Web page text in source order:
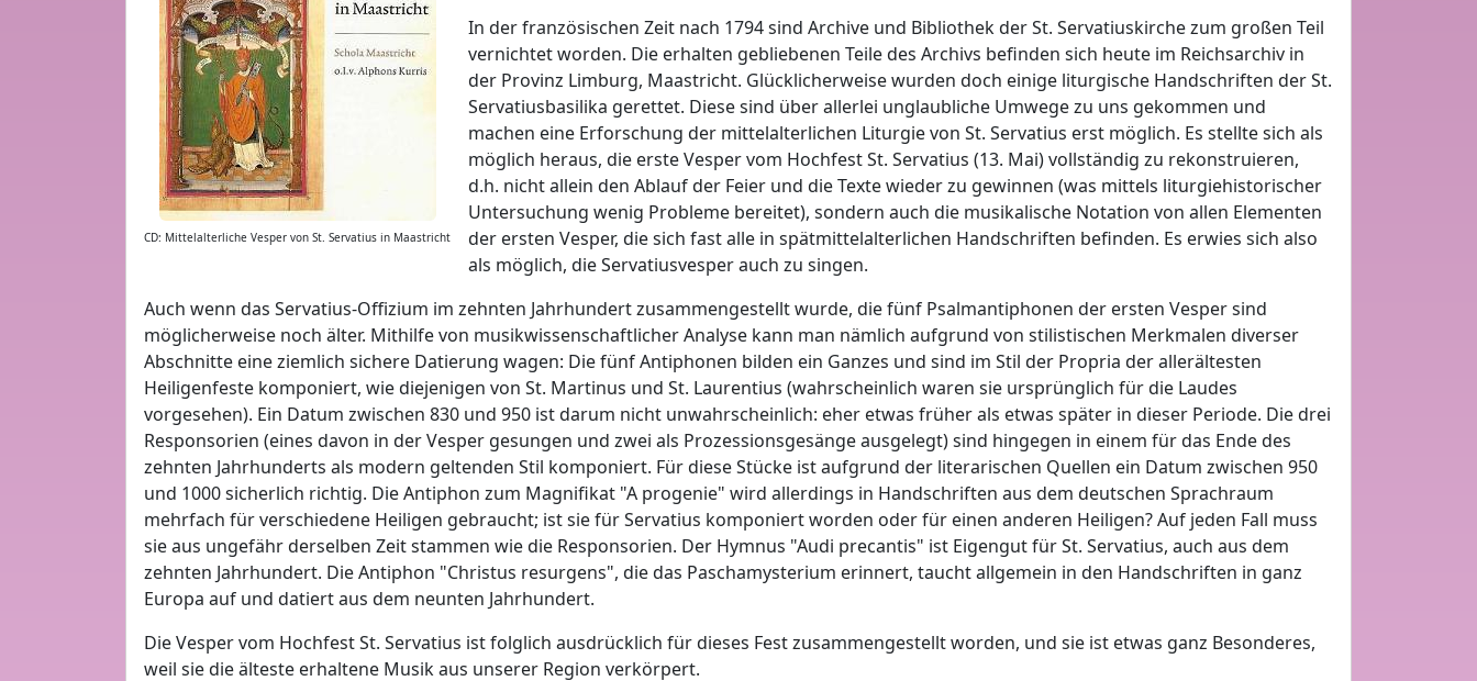
CD: Mittelalterliche Vesper von St. Servatius in Maastricht
In der französischen Zeit nach 1794 sind Archive und Bibliothek der St. Servatiuskirche zum großen Teil
vernichtet worden. Die erhalten gebliebenen Teile des Archivs befinden sich heute im Reichsarchiv in
der Provinz Limburg, Maastricht. Glücklicherweise wurden doch einige liturgische Handschriften der St.
Servatiusbasilika gerettet. Diese sind über allerlei unglaubliche Umwege zu uns gekommen und
machen eine Erforschung der mittelalterlichen Liturgie von St. Servatius erst möglich. Es stellte sich als
möglich heraus, die erste Vesper vom Hochfest St. Servatius (13. Mai) vollständig zu rekonstruieren,
d.h. nicht allein den Ablauf der Feier und die Texte wieder zu gewinnen (was mittels liturgiehistorischer
Untersuchung wenig Probleme bereitet), sondern auch die musikalische Notation von allen Elementen
der ersten Vesper, die sich fast alle in spätmittelalterlichen Handschriften befinden. Es erwies sich also
als möglich, die Servatiusvesper auch zu singen.
Auch wenn das Servatius-Offizium im zehnten Jahrhundert zusammengestellt wurde, die fünf Psalmantiphonen der ersten Vesper sind
möglicherweise noch älter. Mithilfe von musikwissenschaftlicher Analyse kann man nämlich aufgrund von stilistischen Merkmalen diverser
Abschnitte eine ziemlich sichere Datierung wagen: Die fünf Antiphonen bilden ein Ganzes und sind im Stil der Propria der allerältesten
Heiligenfeste komponiert, wie diejenigen von St. Martinus und St. Laurentius (wahrscheinlich waren sie ursprünglich für die Laudes
vorgesehen). Ein Datum zwischen 830 und 950 ist darum nicht unwahrscheinlich: eher etwas früher als etwas später in dieser Periode. Die drei
Responsorien (eines davon in der Vesper gesungen und zwei als Prozessionsgesänge ausgelegt) sind hingegen in einem für das Ende des
zehnten Jahrhunderts als modern geltenden Stil komponiert. Für diese Stücke ist aufgrund der literarischen Quellen ein Datum zwischen 950
und 1000 sicherlich richtig. Die Antiphon zum Magnifikat "A progenie" wird allerdings in Handschriften aus dem deutschen Sprachraum
mehrfach für verschiedene Heiligen gebraucht; ist sie für Servatius komponiert worden oder für einen anderen Heiligen? Auf jeden Fall muss
sie aus ungefähr derselben Zeit stammen wie die Responsorien. Der Hymnus "Audi precantis" ist Eigengut für St. Servatius, auch aus dem
zehnten Jahrhundert. Die Antiphon "Christus resurgens", die das Paschamysterium erinnert, taucht allgemein in den Handschriften in ganz
Europa auf und datiert aus dem neunten Jahrhundert.
Die Vesper vom Hochfest St. Servatius ist folglich ausdrücklich für dieses Fest zusammengestellt worden, und sie ist etwas ganz Besonderes,
weil sie die älteste erhaltene Musik aus unserer Region verkörpert.